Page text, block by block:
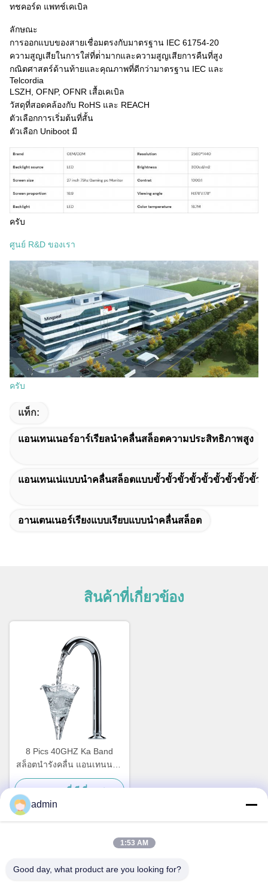
ทชคอร์ด แพทช์เคเบิล
ลักษณะ
การออกแบบของสายเชื่อมตรงกับมาตรฐาน IEC 61754-20
ความสูญเสียในการใส่ที่ต่ํามากและความสูญเสียการคืนที่สูง
กณิตศาสตร์ด้านท้ายและคุณภาพที่ดีกว่ามาตรฐาน IEC และ
Telcordia
LSZH, OFNP, OFNR เสื้อเคเบิล
วัสดุที่สอดคล้องกับ RoHS และ REACH
ตัวเลือกการเริ่มต้นที่สั้น
ตัวเลือก Uniboot มี
ครับ
ศูนย์ R&D ของเรา
ครับ
แท็ก:
แอนเทนเนอร์อาร์เรียลนําคลื่นสล็อตความประสิทธิภาพสูง
แอนเทนเน่แบบนําคลื่นสล็อตแบบขั้วขั้วขั้วขั้วขั้วขั้วขั้วขั้วขั้
อานเตนเนอร์เรียงแบบเรียบแบบนําคลื่นสล็อต
สินค้าที่เกี่ยวข้อง
8 Pics 40GHZ Ka Band
สล็อตนํารังคลื่น แอนเทนนาค
ลื่นมิลลิเมตร การควบคุมรังสี
ต่อเนื่อง
หา ราคา ที่ ดี ที่สุด
admin
1:53 AM
Good day, what product are you looking for?